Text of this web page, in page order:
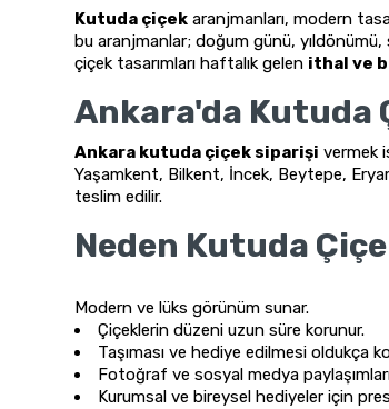
Kutuda çiçek aranjmanları, modern
bu aranjmanlar; doğum günü,
çiçek tasarımları haftalık gelen ithal ve
Ankara'da Kutuda
Ankara kutuda çiçek siparişi vermek
Yaşamkent, Bilkent, İncek, Beytepe,
teslim edilir.
Neden Kutuda
Modern ve lüks görünüm sunar.
Çiçeklerin düzeni uzun süre korunur.
Taşıması ve hediye edilmesi oldukça
Fotoğraf ve sosyal medya
Kurumsal ve bireysel hediyeler için